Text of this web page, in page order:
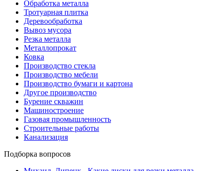
Обработка металла
Тротуарная плитка
Деревообработка
Вывоз мусора
Резка металла
Металлопрокат
Ковка
Производство стекла
Производство мебели
Производство бумаги и картона
Другое производство
Бурение скважин
Машиностроение
Газовая промышленность
Строительные работы
Канализация
Подборка вопросов